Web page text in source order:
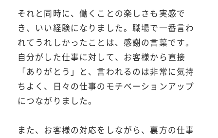
それと同時に、働くことの楽しさも実感で
き、いい経験になりました。職場で一番言わ
れてうれしかったことは、感謝の言葉です。
自分がした仕事に対して、お客様から直接
「ありがとう」と、言われるのは非常に気持
ちよく、日々の仕事のモチベーションアップ
につながりました。
また、お客様の対応をしながら、裏方の仕事